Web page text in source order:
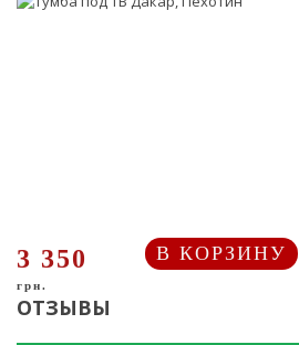
3 350
грн.
В КОРЗИНУ
ОТЗЫВЫ